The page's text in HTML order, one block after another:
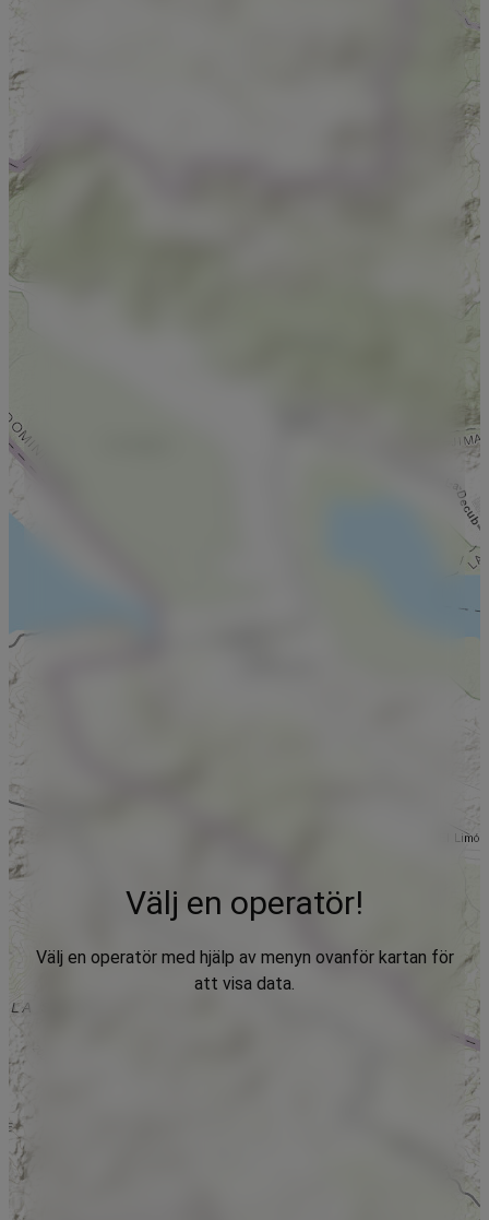
Välj en operatör!
Välj en operatör med hjälp av menyn ovanför kartan för
att visa data.